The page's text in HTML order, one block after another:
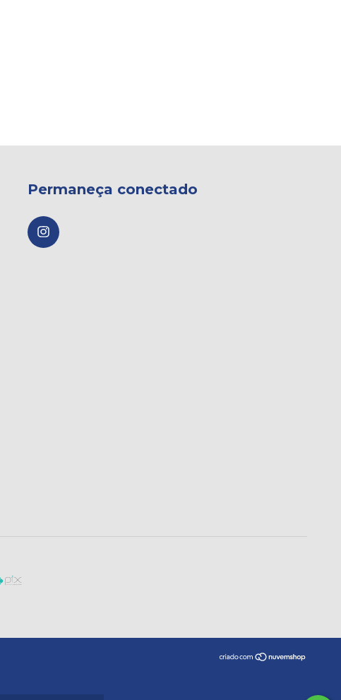
Permaneça conectado